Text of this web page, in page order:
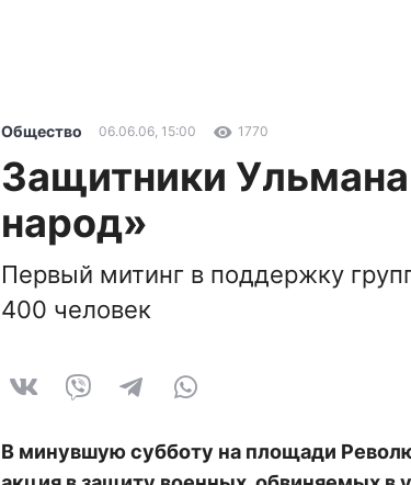
Общество 06.06.06, 15:00 1770
Защитники
народ»
Первый митинг в поддержку
400 человек
В минувшую субботу на площади